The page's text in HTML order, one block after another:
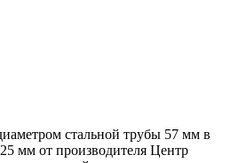
стальной трубы 57 мм в
мм от производителя Центр